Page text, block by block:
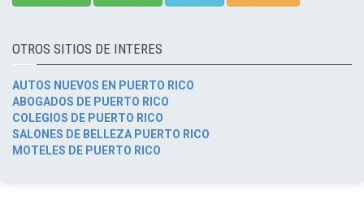
OTROS SITIOS DE INTERES
AUTOS NUEVOS EN PUERTO RICO
ABOGADOS DE PUERTO RICO
COLEGIOS DE PUERTO RICO
SALONES DE BELLEZA PUERTO RICO
MOTELES DE PUERTO RICO